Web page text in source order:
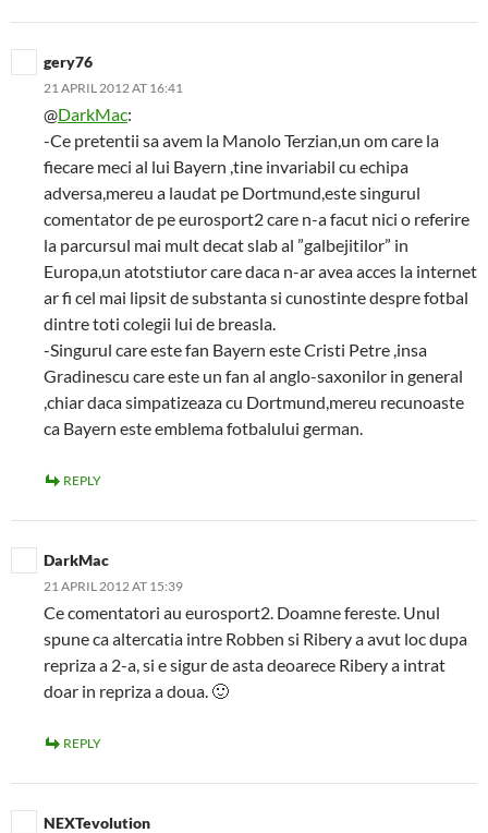
gery76
21 APRIL 2012 AT 16:41
@DarkMac:
-Ce pretentii sa avem la Manolo Terzian,un om care la
fiecare meci al lui Bayern ,tine invariabil cu echipa
adversa,mereu a laudat pe Dortmund,este singurul
comentator de pe eurosport2 care n-a facut nici o referire
la parcursul mai mult decat slab al ”galbejitilor” in
Europa,un atotstiutor care daca n-ar avea acces la internet
ar fi cel mai lipsit de substanta si cunostinte despre fotbal
dintre toti colegii lui de breasla.
-Singurul care este fan Bayern este Cristi Petre ,insa
Gradinescu care este un fan al anglo-saxonilor in general
,chiar daca simpatizeaza cu Dortmund,mereu recunoaste
ca Bayern este emblema fotbalului german.
REPLY
DarkMac
21 APRIL 2012 AT 15:39
Ce comentatori au eurosport2. Doamne fereste. Unul
spune ca altercatia intre Robben si Ribery a avut loc dupa
repriza a 2-a, si e sigur de asta deoarece Ribery a intrat
doar in repriza a doua. 🙂
REPLY
NEXTevolution